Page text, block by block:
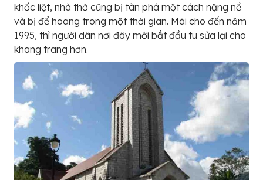
khốc liệt, nhà thờ cũng bị tàn phá một cách nặng nề
và bị để hoang trong một thời gian. Mãi cho đến năm
1995, thì người dân nơi đây mới bắt đầu tu sửa lại cho
khang trang hơn.